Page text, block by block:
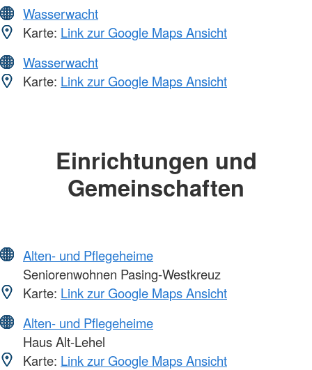
Wasserwacht
Karte: Link zur Google Maps Ansicht
Wasserwacht
Karte: Link zur Google Maps Ansicht
Einrichtungen und
Gemeinschaften
Alten- und Pflegeheime
Seniorenwohnen Pasing-Westkreuz
Karte: Link zur Google Maps Ansicht
Alten- und Pflegeheime
Haus Alt-Lehel
Karte: Link zur Google Maps Ansicht